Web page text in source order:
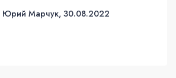
Юрий Марчук, 30.08.2022